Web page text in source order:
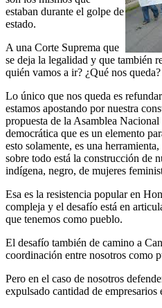
estaban durante el golpe de
estado.
A una Corte Suprema que
se deja la legalidad y que también
quién vamos a ir? ¿Qué nos
Lo único que nos queda es
estamos apostando por nuestra
propuesta de la Asamblea
democrática que es un elemento
esto solamente, es una
sobre todo está la construcción de
indígena, negro, de mujeres
Esa es la resistencia popular en
compleja y el desafío está en
que tenemos como pueblo.
El desafío también de camino a
coordinación entre nosotros como
Pero en el caso de nosotros
expulsado cantidad de empresarios